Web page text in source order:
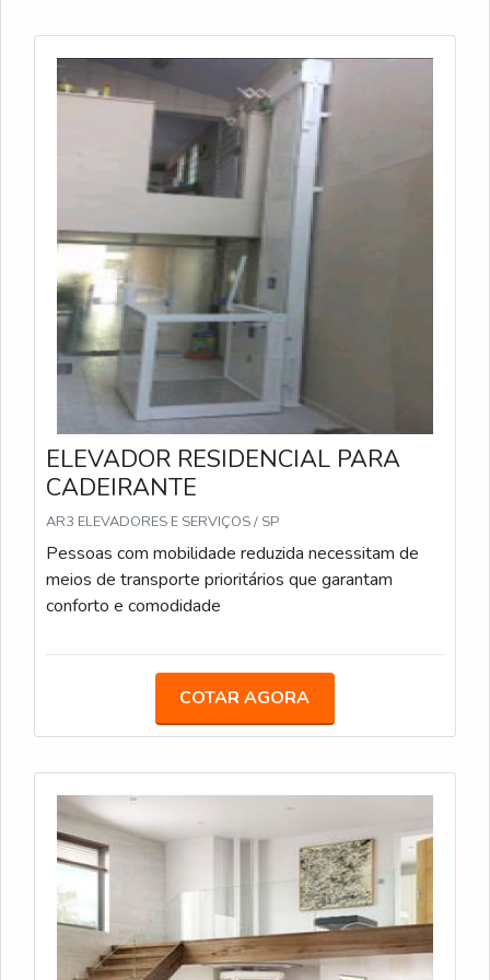
ELEVADOR RESIDENCIAL PARA
CADEIRANTE
AR3 ELEVADORES E SERVIÇOS / SP
Pessoas com mobilidade reduzida necessitam de
meios de transporte prioritários que garantam
conforto e comodidade
COTAR AGORA